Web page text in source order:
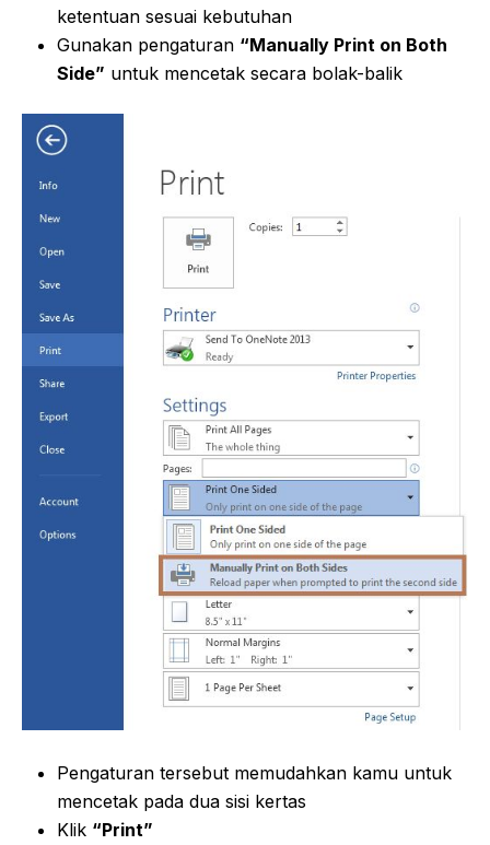
ketentuan sesuai kebutuhan
Gunakan pengaturan “Manually Print on Both
Side” untuk mencetak secara bolak-balik
Pengaturan tersebut memudahkan kamu untuk
mencetak pada dua sisi kertas
Klik “Print”